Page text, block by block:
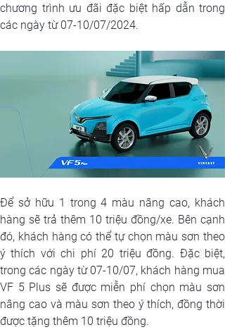
chương trình ưu đãi đặc biệt hấp dẫn trong
các ngày từ 07-10/07/2024.
Để sở hữu 1 trong 4 màu nâng cao, khách
hàng sẽ trả thêm 10 triệu đồng/xe. Bên cạnh
đó, khách hàng có thể tự chọn màu sơn theo
ý thích với chi phí 20 triệu đồng. Đặc biệt,
trong các ngày từ 07-10/07, khách hàng mua
VF 5 Plus sẽ được miễn phí chọn màu sơn
nâng cao và màu sơn theo ý thích, đồng thời
được tặng thêm 10 triệu đồng.